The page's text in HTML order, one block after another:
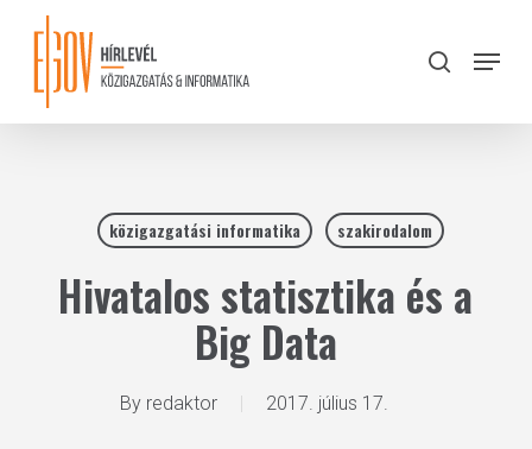
content
search
Menu
közigazgatási informatika szakirodalom
Hivatalos statisztika és a
Big Data
By redaktor 2017. július 17.
Close